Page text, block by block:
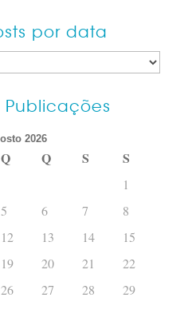
por data
2026
Q Q S S
1
5 6 7
8
12 13 14
15
19 20 21
22
26 27 28
29